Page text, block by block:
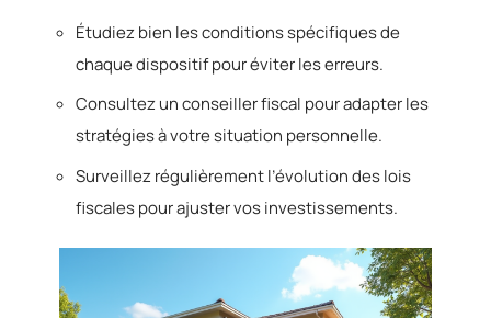
Étudiez bien les conditions spécifiques de
chaque dispositif pour éviter les erreurs.
Consultez un conseiller fiscal pour adapter les
stratégies à votre situation personnelle.
Surveillez régulièrement l’évolution des lois
fiscales pour ajuster vos investissements.